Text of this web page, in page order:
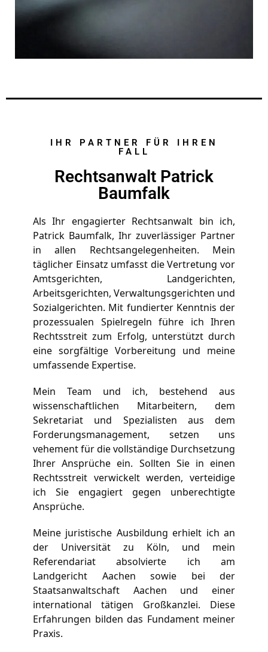
IHR PARTNER FÜR IHREN
FALL
Rechtsanwalt Patrick
Baumfalk
Als Ihr engagierter Rechtsanwalt bin ich,
Patrick Baumfalk, Ihr zuverlässiger Partner
in allen Rechtsangelegenheiten. Mein
täglicher Einsatz umfasst die Vertretung vor
Amtsgerichten, Landgerichten,
Arbeitsgerichten, Verwaltungsgerichten und
Sozialgerichten. Mit fundierter Kenntnis der
prozessualen Spielregeln führe ich Ihren
Rechtsstreit zum Erfolg, unterstützt durch
eine sorgfältige Vorbereitung und meine
umfassende Expertise.
Mein Team und ich, bestehend aus
wissenschaftlichen Mitarbeitern, dem
Sekretariat und Spezialisten aus dem
Forderungsmanagement, setzen uns
vehement für die vollständige Durchsetzung
Ihrer Ansprüche ein. Sollten Sie in einen
Rechtsstreit verwickelt werden, verteidige
ich Sie engagiert gegen unberechtigte
Ansprüche.
Meine juristische Ausbildung erhielt ich an
der Universität zu Köln, und mein
Referendariat absolvierte ich am
Landgericht Aachen sowie bei der
Staatsanwaltschaft Aachen und einer
international tätigen Großkanzlei. Diese
Erfahrungen bilden das Fundament meiner
Praxis.